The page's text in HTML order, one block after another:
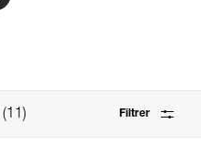
11 Filtrer